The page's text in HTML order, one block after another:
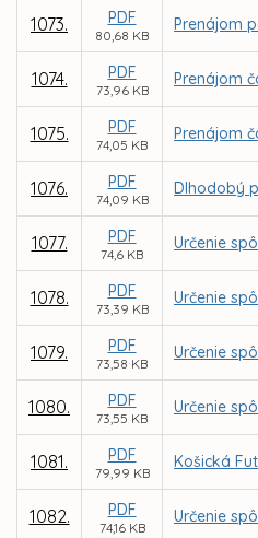
1073. PDF
80,68 KB
Prenájom
1074. PDF
73,96 KB
Prenájom
1075. PDF
74,05 KB
Prenájom
1076. PDF
74,09 KB
Dlhodobý
1077. PDF
74,6 KB
Určenie
1078. PDF
73,39 KB
Určenie
1079. PDF
73,58 KB
Určenie
1080. PDF
73,55 KB
Určenie
1081. PDF
79,99 KB
Košická
1082. PDF
74,16 KB
Určenie